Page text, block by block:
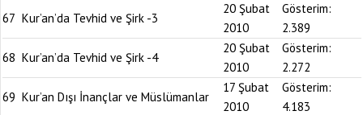
67 Kur’an’da Tevhid ve Şirk -3
20 Şubat
2010
Gösterim:
2.389
68 Kur’an’da Tevhid ve Şirk -4
20 Şubat
2010
Gösterim:
2.272
69 Kur’an Dışı İnançlar ve Müslümanlar
17 Şubat
2010
Gösterim:
4.183